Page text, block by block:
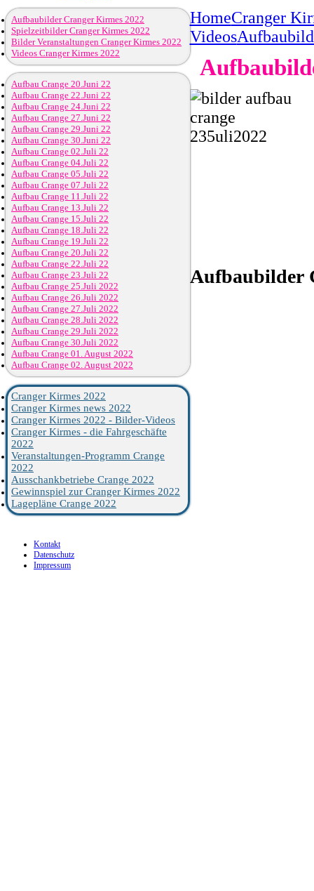
HomeCranger
Videos
Aufbaubilder
Aufbaubilder Cranger Kirmes 2022
Spielzeitbilder Cranger Kirmes 2022
Bilder Veranstaltungen Cranger Kirmes 2022
Videos Cranger Kirmes 2022
Aufbau Crange 20.Juni 22
Aufbau Crange 22.Juni 22
Aufbau Crange 24.Juni 22
Aufbau Crange 27.Juni 22
Aufbau Crange 29.Juni 22
Aufbau Crange 30.Juni 22
Aufbau Crange 02.Juli 22
Aufbau Crange 04.Juli 22
Aufbau Crange 05.Juli 22
Aufbau Crange 07.Juli 22
Aufbau Crange 11.Juli 22
Aufbau Crange 13.Juli 22
Aufbau Crange 15.Juli 22
Aufbau Crange 18.Juli 22
Aufbau Crange 19.Juli 22
Aufbau Crange 20.Juli 22
Aufbau Crange 22.Juli 22
Aufbau Crange 23.Juli 22
Aufbau Crange 25.Juli 2022
Aufbau Crange 26.Juli 2022
Aufbau Crange 27.Juli 2022
Aufbau Crange 28.Juli 2022
Aufbau Crange 29.Juli 2022
Aufbau Crange 30.Juli 2022
Aufbau Crange 01. August 2022
Aufbau Crange 02. August 2022
Cranger Kirmes 2022
Cranger Kirmes news 2022
Cranger Kirmes 2022 - Bilder-Videos
Cranger Kirmes - die Fahrgeschäfte
2022
Veranstaltungen-Programm Crange
2022
Ausschankbetriebe Crange 2022
Gewinnspiel zur Cranger Kirmes 2022
Lagepläne Crange 2022
Kontakt
Datenschutz
Impressum